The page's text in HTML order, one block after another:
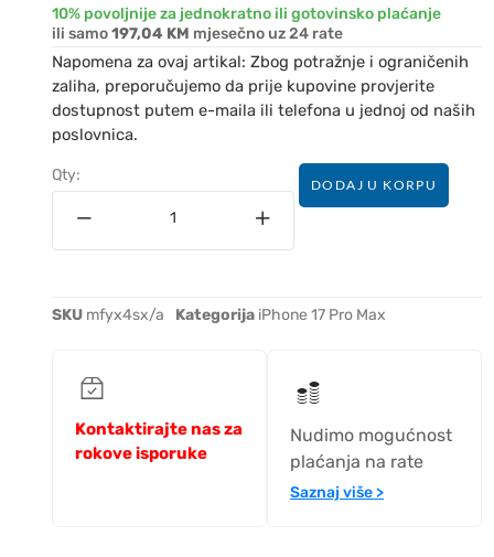
10% povoljnije za jednokratno ili gotovinsko plaćanje
ili samo197,04 KM mjesečno uz 24 rate
Napomena za ovaj artikal: Zbog potražnje i ograničenih
zaliha, preporučujemo da prije kupovine provjerite
dostupnost putem e-maila ili telefona u jednoj od naših
poslovnica.
Qty:
DODAJ U KORPU
SKU mfyx4sx/a Kategorija iPhone 17 Pro Max
Kontaktirajte nas za
rokove isporuke
Nudimo mogućnost
plaćanja na rate
Saznaj više >